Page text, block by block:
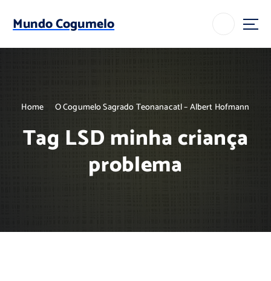
p
Mundo Cogumelo
Home O Cogumelo Sagrado Teonanacatl – Albert Hofmann
Tag LSD minha criança
problema